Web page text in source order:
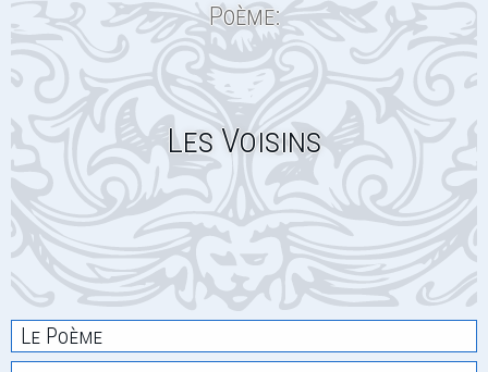
Poème:
Les Voisins
Le Poème